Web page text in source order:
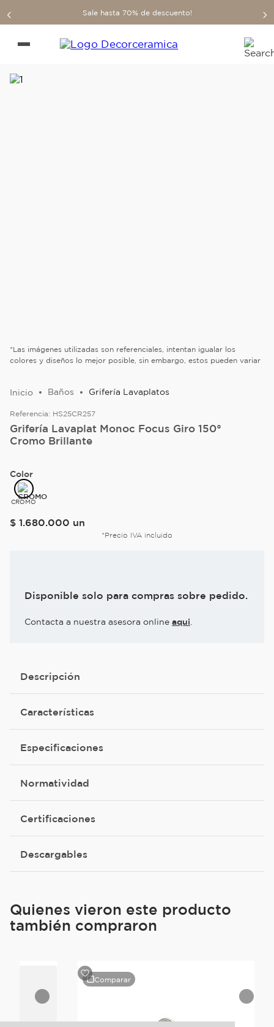
Sale hasta 70% de descuento!
*Las imágenes utilizadas son referenciales, intentan igualar los
colores y diseños lo mejor posible, sin embargo, estos pueden variar
Baños Grifería Lavaplatos
Referencia: HS25CR257
Grifería Lavaplat Monoc Focus Giro 150°
Cromo Brillante
Color
CROMO
$ 1.680.000 un
*Precio IVA incluido
Disponible solo para compras sobre pedido.
Contacta a nuestra asesora online aqui
Descripción
Características
Especificaciones
Normatividad
Certificaciones
Descargables
Quienes vieron este producto
también compraron
Comparar